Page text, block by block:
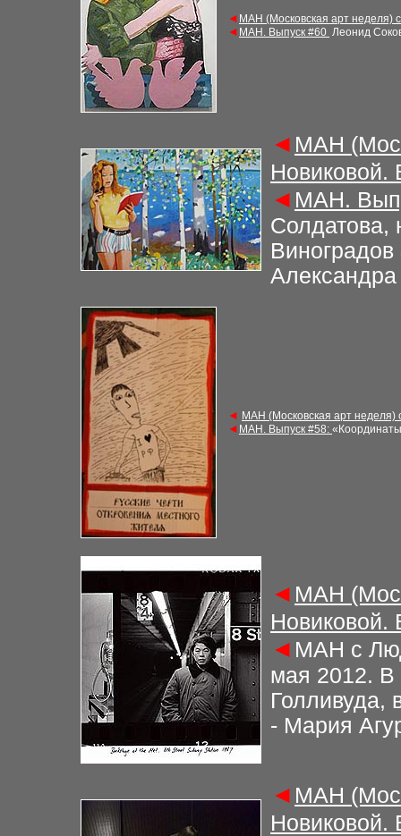
◄ МАН (Московская арт неделя)
◄ МАН. Выпуск #60 Леонид
◄ МАН
Новиковой.
◄ МАН.
Солдатова,
◄ МАН (Московская арт
◄ МАН. Выпуск #58:
◄ МАН
Новиковой.
◄ МАН с
мая 2012. В
- Мария
◄ МАН
Новиковой.